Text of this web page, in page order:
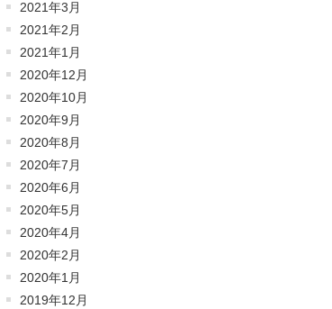
2021年3月
2021年2月
2021年1月
2020年12月
2020年10月
2020年9月
2020年8月
2020年7月
2020年6月
2020年5月
2020年4月
2020年2月
2020年1月
2019年12月